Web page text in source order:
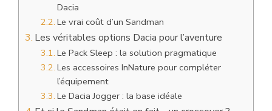
Dacia
Le vrai coût d’un Sandman
Les véritables options Dacia pour l’aventure
Le Pack Sleep : la solution pragmatique
Les accessoires InNature pour compléter
l’équipement
Le Dacia Jogger : la base idéale